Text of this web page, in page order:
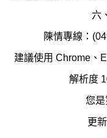
六
陳情專線：
建議使用 Chrome、
解析度
您
更